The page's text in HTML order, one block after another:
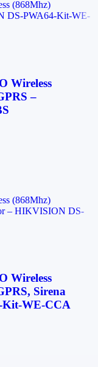
Wireless
–
Wireless
Sirena
Kit-WE-CCA